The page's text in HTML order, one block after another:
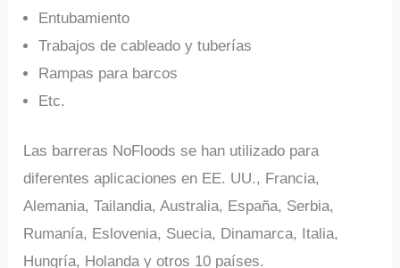
Entubamiento
Trabajos de cableado y tuberías
Rampas para barcos
Etc.
Las barreras NoFloods se han utilizado para
diferentes aplicaciones en EE. UU., Francia,
Alemania, Tailandia, Australia, España, Serbia,
Rumanía, Eslovenia, Suecia, Dinamarca, Italia,
Hungría, Holanda y otros 10 países.